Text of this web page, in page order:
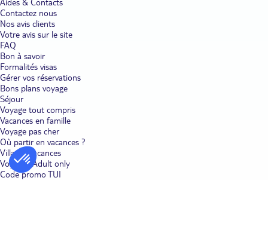
Aides & Contacts
Contactez nous
Nos avis clients
Votre avis sur le site
FAQ
Bon à savoir
Formalités visas
Gérer vos réservations
Bons plans voyage
Séjour
Voyage tout compris
Vacances en famille
Voyage pas cher
Où partir en vacances ?
Villages vacances
Voyages Adult only
Code promo TUI